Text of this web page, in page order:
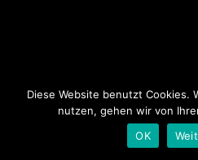
Diese Website benutzt Cookies.
nutzen, gehen wir von
OK